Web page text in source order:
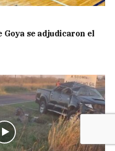
Goya se adjudicaron el